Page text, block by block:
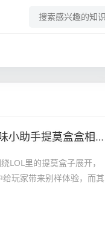
助手提莫盒盒相关
LOL里的提莫盒子展开，
玩家带来别样体验，而其